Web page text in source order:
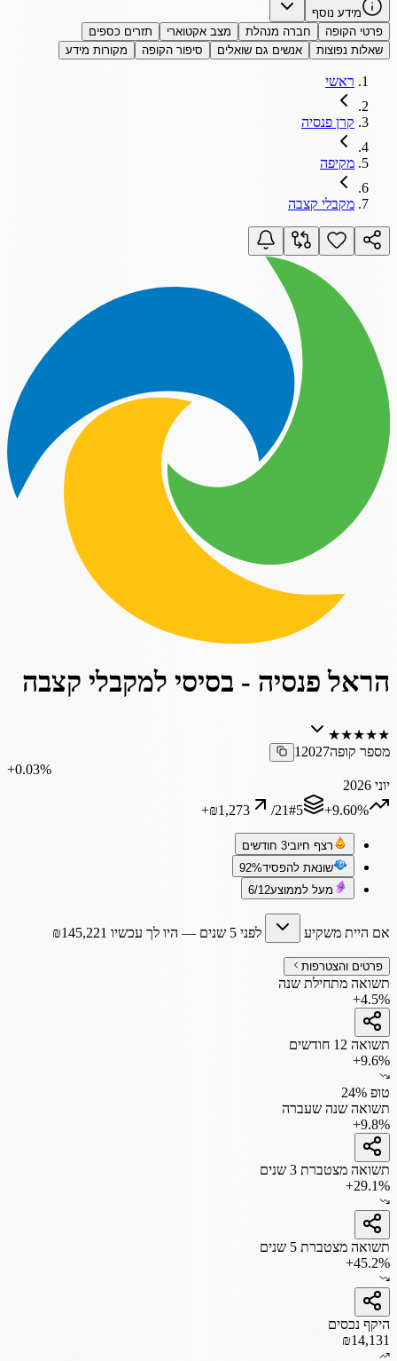
מידע נוסף
פרטי הקופה
חברה מנהלת מצב אקטוארי
תזרים כספים
שאלות נפוצות
אנשים גם שואלים סיפור הקופה מקורות מידע
ראשי
קרן פנסיה
מקיפה
מקבלי קצבה
הראל פנסיה - בסיסי למקבלי קצבה
★
★
★
★
★
מספר קופה12027
‎+0.03%
יוני 2026
‎+9.60%
#5
/21
+₪1,273
רצף חיובי3 חודשים
שונאת להפסיד92%
מעל לממוצע6/12
אם היית משקיע לפני 5 שנים — היו לך עכשיו ₪145,221
פרטים והצטרפות
תשואה מתחילת שנה
+4.5%
תשואה 12 חודשים
+9.6%
טופ 24%
תשואה שנה שעברה
+9.8%
תשואה מצטברת 3 שנים
+29.1%
תשואה מצטברת 5 שנים
+45.2%
היקף נכסים
₪14,131